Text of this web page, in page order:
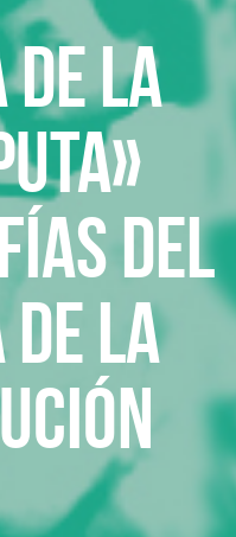
la
del
de la